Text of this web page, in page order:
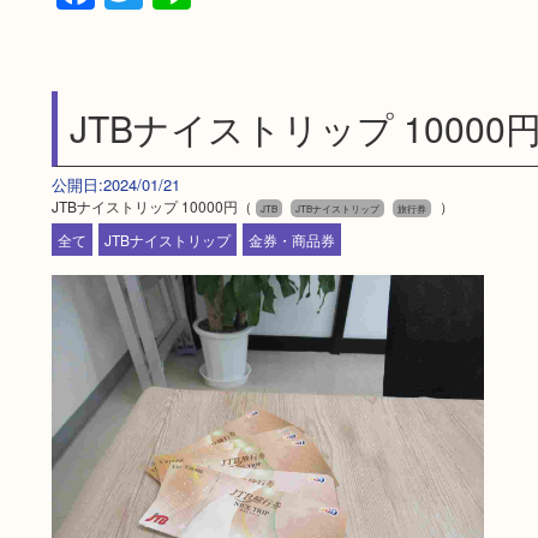
JTBナイストリップ 10000
公開日:2024/01/21
JTBナイストリップ 10000円（ JTB JTBナイストリップ 旅行券
）
全て
JTBナイストリップ 金券・商品券